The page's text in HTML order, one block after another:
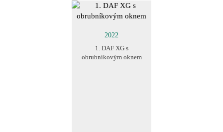
2022
1. DAF XG s
obrubníkovým oknem